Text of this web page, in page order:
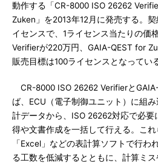
動作する「CR-8000 ISO 26262
Zuken」を2013年12月に発売する。
イセンスで、1ライセンス当たりの価
Verifierが220万円、GAIA-QEST for
販売目標は100ライセンスとなってい
CR-8000 ISO 26262 Verifierと
ば、ECU（電子制御ユニット）に組
計データから、ISO 26262対応で必要
得や文書作成を一括して行える。こ
「Excel」などの表計算ソフトで行わ
る工数を低減するとともに、計算ミ